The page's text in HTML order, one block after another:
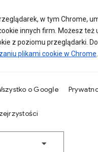
w tym Chrome,
innych firm. Możesz też
z poziomu przeglądarki.
plikami cookie w Chrome.
o Google